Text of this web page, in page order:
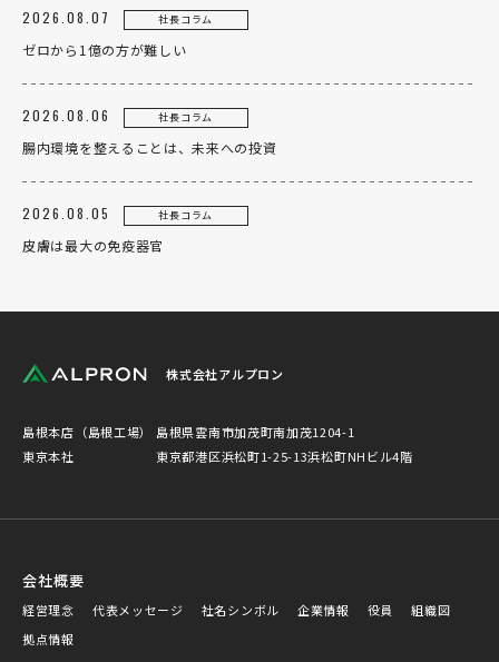
2026.08.07 社長コラム
ゼロから1億の方が難しい
2026.08.06 社長コラム
腸内環境を整えることは、未来への投資
2026.08.05 社長コラム
皮膚は最大の免疫器官
株式会社アルプロン
島根本店（島根工場）
島根県雲南市加茂町南加茂1204-1
東京本社
東京都港区浜松町1-25-13浜松町NHビル4階
会社概要
経営理念 代表メッセージ 社名シンボル 企業情報 役員
組織図
拠点情報